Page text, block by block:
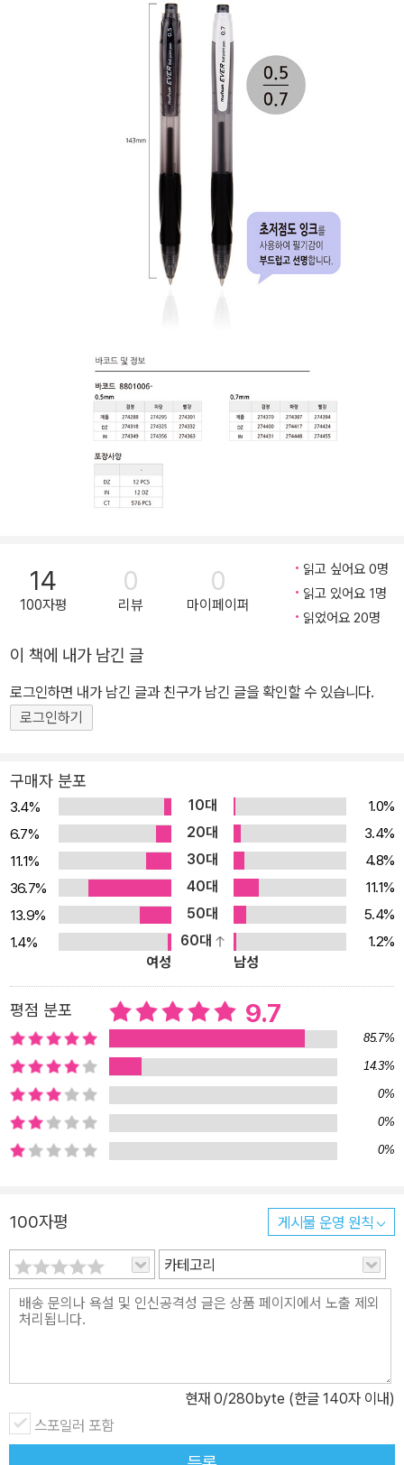
14
100자평
0
리뷰
0
마이페이퍼
읽고 싶어요 0명
읽고 있어요 1명
읽었어요 20명
이 책에 내가 남긴 글
로그인하면 내가 남긴 글과 친구가 남긴 글을 확인할 수 있습니다.
로그인하기
구매자 분포
3.4% 10대
1.0%
6.7%
20대
3.4%
11.1%
30대
4.8%
36.7%
40대
11.1%
13.9%
50대
5.4%
1.4%
60대
1.2%
여성
남성
평점 분포 9.7
85.7%
14.3%
0%
0%
0%
100자평 게시물 운영 원칙
카테고리
현재 0/280byte (한글 140자 이내)
스포일러 포함